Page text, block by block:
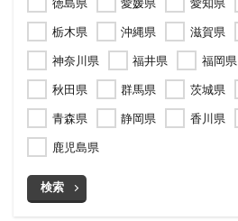
徳島県 愛媛県 愛知県
栃木県
沖縄県 滋賀県
神奈川県
福井県 福岡県
秋田県
群馬県 茨城県
青森県
静岡県 香川県
鹿児島県
検索